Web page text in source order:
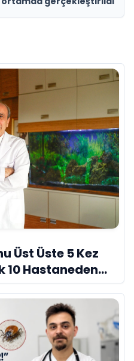
Üst Üste 5 Kez
10 Hastaneden